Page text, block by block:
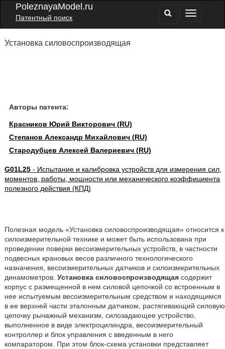
PoleznayaModel.ru
Патентный поиск
Установка силовоспроизводящая
Авторы патента:
Красников Юрий Викторович (RU)
Степанов Александр Михайлович (RU)
Стародубцев Алексей Валериевич (RU)
G01L25- Испытание и калибровка устройств для измерения сил,
моментов, работы, мощности или механического коэффициента
полезного действия (КПД)
Полезная модель «Установка силовоспроизводящая» относится к
силоизмерительной технике и может быть использована при
проведении поверки весоизмерительных устройств, в частности
подвесных крановых весов различного технологического
назначения, весоизмерительных датчиков и силоизмерительных
динамометров. Установка силовоспроизводящаясодержит
корпус с размещенной в нем силовой цепочкой со встроенным в
нее испытуемым весоизмерительным средством и находящимся
в ее верхней части эталонным датчиком, растягивающий силовую
цепочку рычажный механизм, силозадающее устройство,
выполненное в виде электроцилиндра, весоизмерительный
контроллер и блок управления с введенным в него
компаратором. При этом блок-схема установки представляет